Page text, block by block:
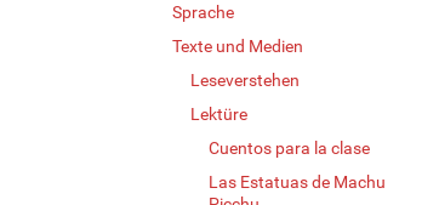
Sprache
Texte und Medien
Leseverstehen
Lektüre
Cuentos para la clase
Las Estatuas de Machu